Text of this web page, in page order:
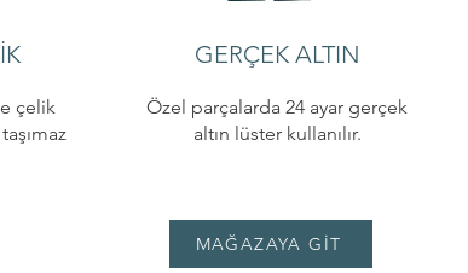
çelik
GERÇEK ALTIN
Özel parçalarda 24 ayar gerçek
altın lüster kullanılır.
MAĞAZAYA GİT